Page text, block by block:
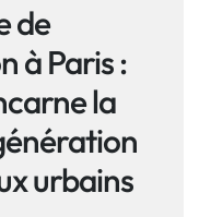
de
à Paris :
la
urbains